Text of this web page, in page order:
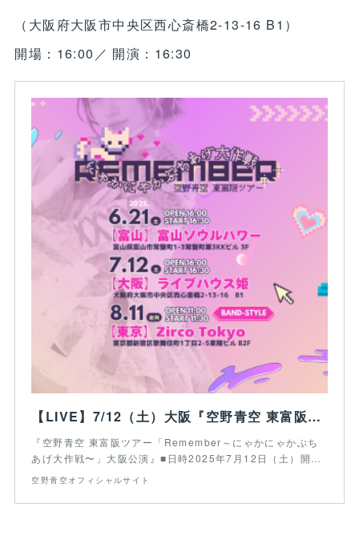
（大阪府大阪市中央区西心斎橋2-13-16 B1）
開場：16:00／ 開演：16:30
【LIVE】7/12（土）大阪『空野青空 東富阪ツアー「Remember～にゃかにゃかぶちあげ大作戦〜」大阪公演』
『空野青空 東富阪ツアー「Remember～にゃかにゃかぶち
あげ大作戦〜」大阪公演』■日時2025年7月12日（土）開…
空野青空オフィシャルサイト